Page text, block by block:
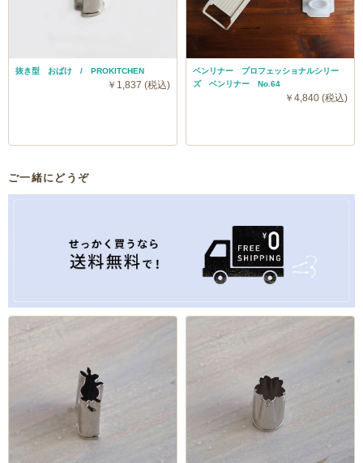
抜き型 おばけ / PROKITCHEN
￥1,837 (税込)
ベンリナー プロフェッショナルシリー
ズ ベンリナー No.64
￥4,840 (税込)
ご一緒にどうぞ